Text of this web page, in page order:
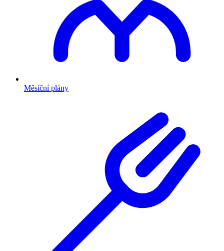
Měsíční plány